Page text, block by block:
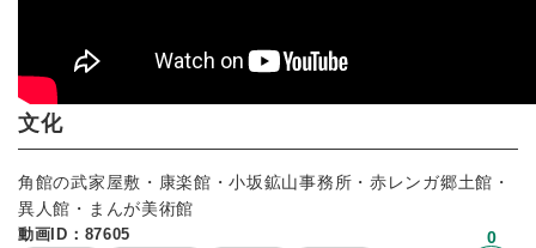
文化
角館の武家屋敷・康楽館・小坂鉱山事務所・赤レンガ郷土館・
異人館・まんが美術館
動画ID：87605 0